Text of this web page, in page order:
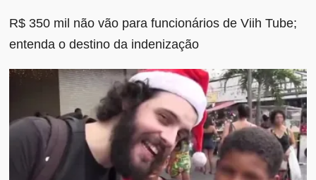
R$ 350 mil não vão para funcionários de Viih Tube;
entenda o destino da indenização